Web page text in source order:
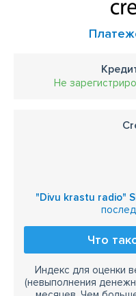
Не
"Divu krastu radio"
Что
Индекс для оценки
(невыполнения